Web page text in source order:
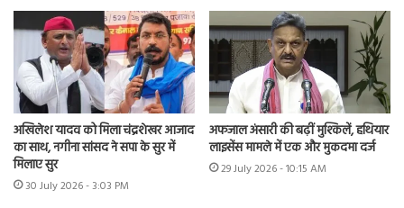
अखिलेश यादव को मिला चंद्रशेखर आजाद
का साथ, नगीना सांसद ने सपा के सुर में
मिलाए सुर
30 July 2026 - 3:03 PM
अफजाल अंसारी की बढ़ीं मुश्किलें, हथियार
लाइसेंस मामले में एक और मुकदमा दर्ज
29 July 2026 - 10:15 AM